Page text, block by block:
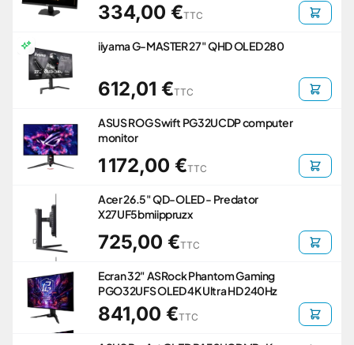
334,00 €TTC
iiyama G-MASTER 27" QHD OLED 280
612,01 €TTC
ASUS ROG Swift PG32UCDP computer
monitor
1 172,00 €TTC
Acer 26.5" QD-OLED - Predator
X27UF5bmiippruzx
725,00 €TTC
Ecran 32" ASRock Phantom Gaming
PGO32UFS OLED 4K Ultra HD 240Hz
841,00 €TTC